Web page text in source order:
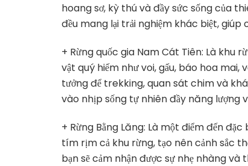
hoang sơ, kỳ thú và đầy sức sống của
đều mang lại trải nghiệm khác biệt,
+ Rừng quốc gia Nam Cát Tiên: Là khu
vật quý hiếm như voi, gấu, báo hoa
tưởng để trekking, quan sát chim và
vào nhịp sống tự nhiên đầy năng lượng
+ Rừng Bằng Lăng: Là một điểm đến
tím rịm cả khu rừng, tạo nên cảnh sắc
bạn sẽ cảm nhận được sự nhẹ nhàng